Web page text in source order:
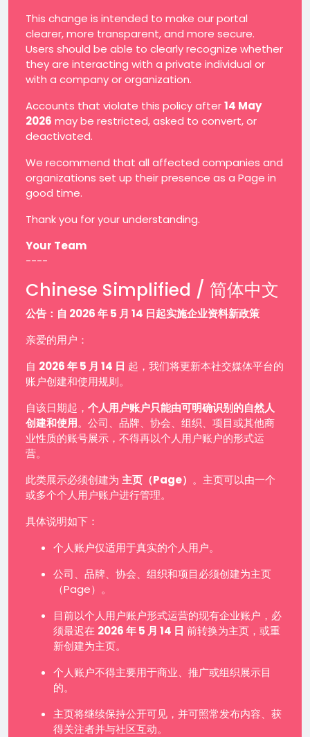
This change is intended to make our portal
clearer, more transparent, and more secure.
Users should be able to clearly recognize whether
they are interacting with a private individual or
with a company or organization.
Accounts that violate this policy after14 May
2026 may be restricted, asked to convert, or
deactivated.
We recommend that all affected companies and
organizations set up their presence as a Page in
good time.
Thank you for your understanding.
Your Team
----
Chinese Simplified / 简体中文
公告：自 2026 年 5 月 14 日起实施企业资料新政策
亲爱的用户：
自 2026 年 5 月 14 日 起，我们将更新本社交媒体平台的
账户创建和使用规则。
自该日期起， 个人用户账户只能由可明确识别的自然人
创建和使用。公司、品牌、协会、组织、项目或其他商
业性质的账号展示，不得再以个人用户账户的形式运
营。
此类展示必须创建为 主页（Page） 。主页可以由一个
或多个个人用户账户进行管理。
具体说明如下：
个人账户仅适用于真实的个人用户。
公司、品牌、协会、组织和项目必须创建为主页
（Page）。
目前以个人用户账户形式运营的现有企业账户，必
须最迟在 2026 年 5 月 14 日 前转换为主页，或重
新创建为主页。
个人账户不得主要用于商业、推广或组织展示目
的。
主页将继续保持公开可见，并可照常发布内容、获
得关注者并与社区互动。